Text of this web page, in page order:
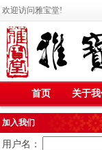
欢迎访问雅宝堂!
首页 关于我
加入我们
用户名：